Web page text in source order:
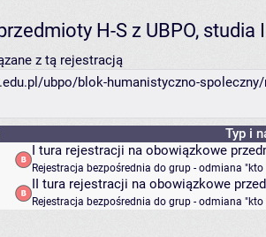
H-S z UBPO,
z tą rejestracją
ubpo/blok-humanistyczno-
Typ i
I tura rejestracji na obowiązkowe
Rejestracja bezpośrednia do grup - odmiana "kto
II tura rejestracji na obowiązkowe
Rejestracja bezpośrednia do grup - odmiana "kto